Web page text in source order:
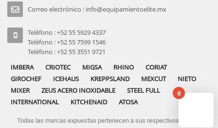
Correo electrónico : info@equipamientoelite.mx
Teléfono : +52 55 5929 4337
Teléfono : +52 55 7599 1546
Teléfono : +52 55 3551 9721
IMBERA
CRIOTEC MIGSA RHINO
CORIAT
GIROCHEF
ICEHAUS KREPPSLAND MEXCUT
NIETO
MIXER
ZEUS ACERO INOXIDABLE
STEEL FULL
INTERNATIONAL
KITCHENAID ATOSA
Todas las marcas expuestas pertenecen a sus respectivos dueños
0